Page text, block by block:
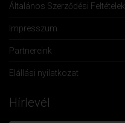
Általános Szerződési Feltételek
Impresszum
Partnereink
Elállási nyilatkozat
Hírlevél